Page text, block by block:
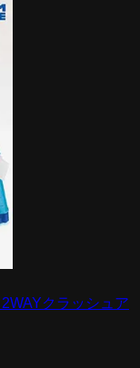
クラッシュア